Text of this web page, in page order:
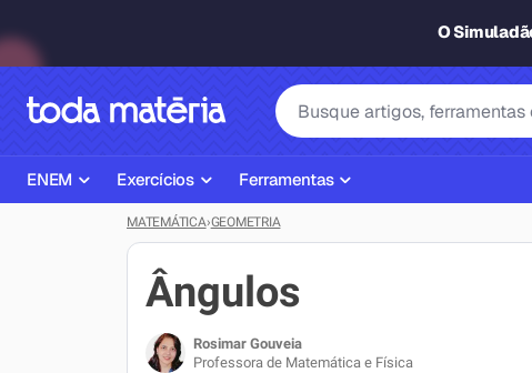
O
ENEM
Página Inicial ENEM
Plano de Estudos
Corretor de Redação
Exercícios
ENEM
Matemática
Português
História
Ferramentas
Ajudante de Dever de Casa
Corretor de Redação
Gerador Referências Bibliográficas
MATEMÁTICA›GEOMETRIA
Ângulos
Rosimar Gouveia
Professora de Matemática e Física